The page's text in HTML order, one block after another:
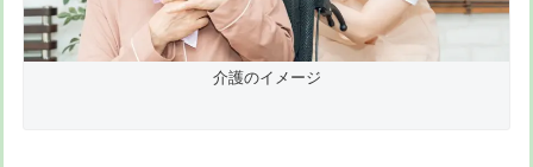
介護のイメージ